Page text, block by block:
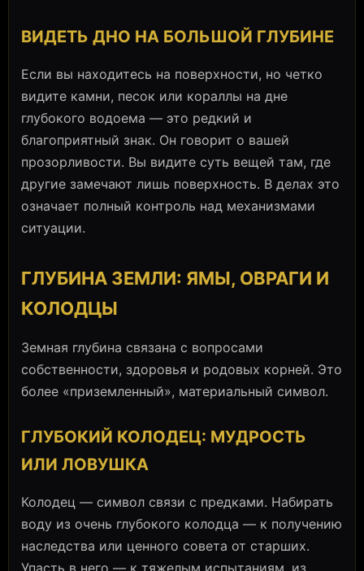
ВИДЕТЬ ДНО НА БОЛЬШОЙ ГЛУБИНЕ
Если вы находитесь на поверхности, но четко
видите камни, песок или кораллы на дне
глубокого водоема — это редкий и
благоприятный знак. Он говорит о вашей
прозорливости. Вы видите суть вещей там, где
другие замечают лишь поверхность. В делах это
означает полный контроль над механизмами
ситуации.
ГЛУБИНА ЗЕМЛИ: ЯМЫ, ОВРАГИ И
КОЛОДЦЫ
Земная глубина связана с вопросами
собственности, здоровья и родовых корней. Это
более «приземленный», материальный символ.
ГЛУБОКИЙ КОЛОДЕЦ: МУДРОСТЬ
ИЛИ ЛОВУШКА
Колодец — символ связи с предками. Набирать
воду из очень глубокого колодца — к получению
наследства или ценного совета от старших.
Упасть в него — к тяжелым испытаниям, из